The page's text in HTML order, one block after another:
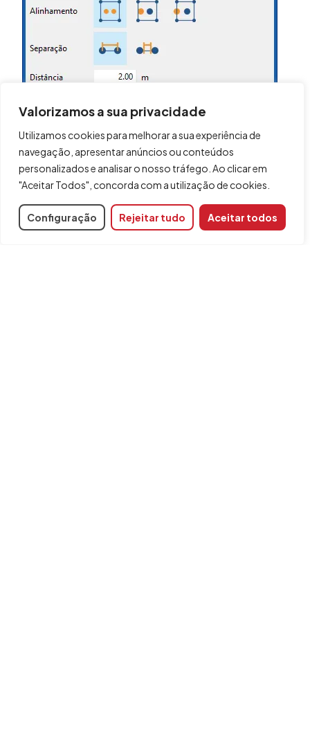
Valorizamos a sua privacidade
Utilizamos cookies para melhorar a sua experiência de
navegação, apresentar anúncios ou conteúdos
personalizados e analisar o nosso tráfego. Ao clicar em
"Aceitar Todos", concorda com a utilização de cookies.
Configuração Rejeitar tudo Aceitar todos